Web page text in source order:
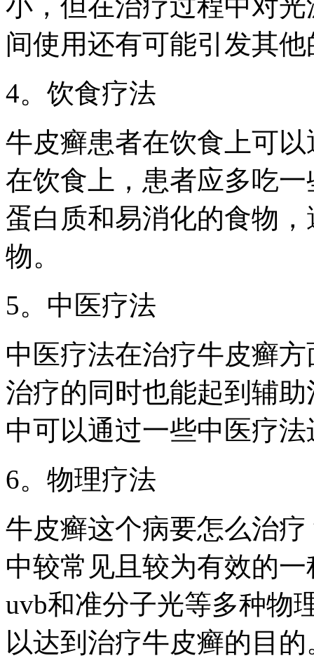
间使用还有可能引发其
4。饮食疗法
牛皮癣患者在饮食上可
在饮食上，患者应多吃
蛋白质和易消化的食物
物。
5。中医疗法
中医疗法在治疗牛皮癣
治疗的同时也能起到辅
中可以通过一些中医疗
6。物理疗法
牛皮癣这个病要怎么治
中较常见且较为有效的
uvb和准分子光等多种物
以达到治疗牛皮癣的目的